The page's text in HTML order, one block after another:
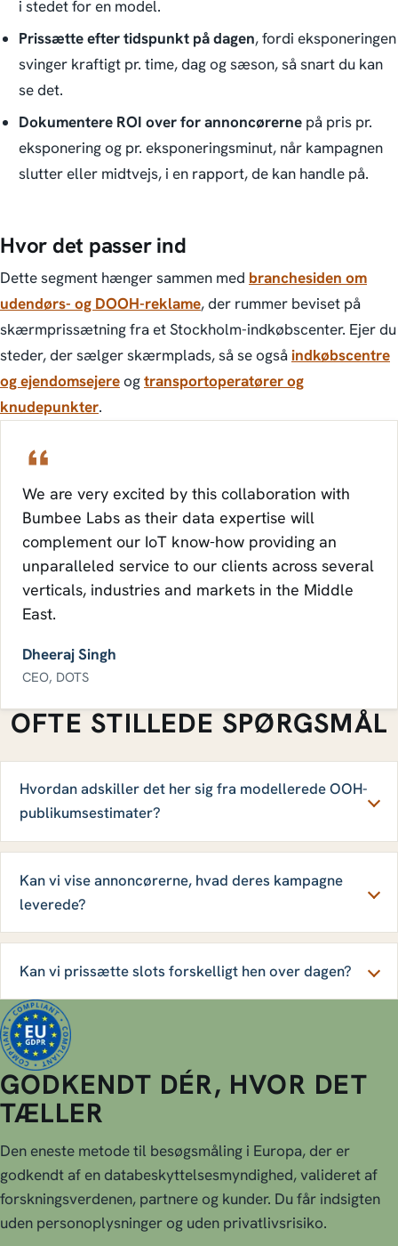
i stedet for en model.
Prissætte efter tidspunkt på dagen, fordi eksponeringen
svinger kraftigt pr. time, dag og sæson, så snart du kan
se det.
Dokumentere ROI over for annoncørernepå pris pr.
eksponering og pr. eksponeringsminut, når kampagnen
slutter eller midtvejs, i en rapport, de kan handle på.
Hvor det passer ind
Dette segment hænger sammen med branchesiden om
udendørs- og DOOH-reklame, der rummer beviset på
skærmprissætning fra et Stockholm-indkøbscenter. Ejer du
steder, der sælger skærmplads, så se også indkøbscentre
og ejendomsejereogtransportoperatører og
knudepunkter.
We are very excited by this collaboration with
Bumbee Labs as their data expertise will
complement our IoT know-how providing an
unparalleled service to our clients across several
verticals, industries and markets in the Middle
East.
Dheeraj Singh
CEO, DOTS
OFTE STILLEDE SPØRGSMÅL
Hvordan adskiller det her sig fra modellerede OOH-
publikumsestimater?
Kan vi vise annoncørerne, hvad deres kampagne
leverede?
Kan vi prissætte slots forskelligt hen over dagen?
GODKENDT DÉR, HVOR DET
TÆLLER
Den eneste metode til besøgsmåling i Europa, der er
godkendt af en databeskyttelsesmyndighed, valideret af
forskningsverdenen, partnere og kunder. Du får indsigten
uden personoplysninger og uden privatlivsrisiko.